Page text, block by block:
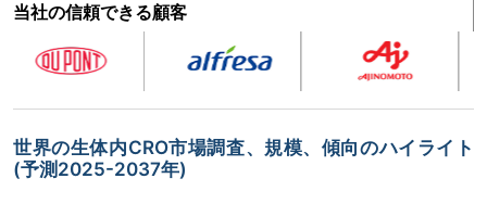
当社の信頼できる顧客
世界の生体内CRO市場調査、規模、傾向のハイライト
(予測2025-2037年)